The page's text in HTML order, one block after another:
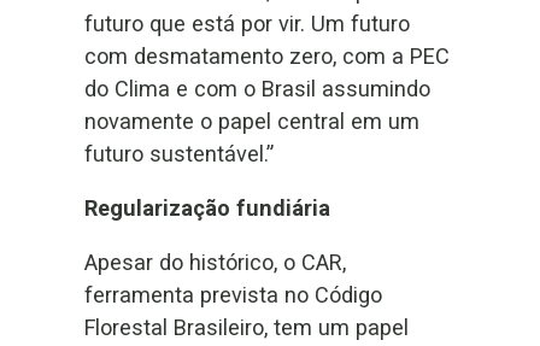
futuro que está por vir. Um futuro
com desmatamento zero, com a PEC
do Clima e com o Brasil assumindo
novamente o papel central em um
futuro sustentável.”
Regularização fundiária
Apesar do histórico, o CAR,
ferramenta prevista no Código
Florestal Brasileiro, tem um papel